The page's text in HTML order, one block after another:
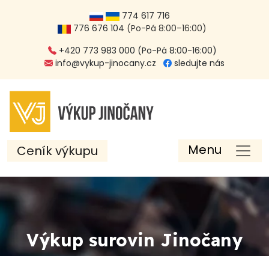
774 617 716
776 676 104 (Po-Pá 8:00–16:00)
+420 773 983 000 (Po-Pá 8:00-16:00)
info@vykup-jinocany.cz
sledujte nás
Ceník výkupu Menu
Výkup surovin Jinočany